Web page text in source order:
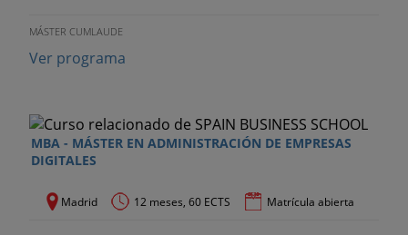
MÁSTER CUMLAUDE
Ver programa
MBA - MÁSTER EN ADMINISTRACIÓN DE EMPRESAS
DIGITALES
Madrid 12 meses, 60 ECTS Matrícula abierta